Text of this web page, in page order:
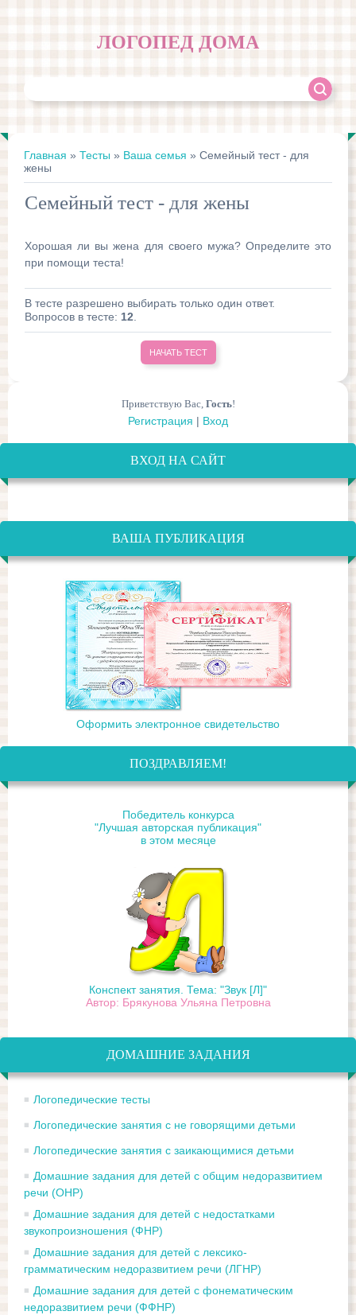
ЛОГОПЕД ДОМА
Главная » Тесты » Ваша семья » Семейный тест - для
жены
Семейный тест - для жены
Хорошая ли вы жена для своего мужа? Определите это
при помощи теста!
В тесте разрешено выбирать только один ответ.
Вопросов в тесте: 12
Приветствую Вас, Гость!
Регистрация | Вход
ВХОД НА САЙТ
ВАША ПУБЛИКАЦИЯ
Оформить электронное свидетельство
ПОЗДРАВЛЯЕМ!
Победитель конкурса
"Лучшая авторская публикация"
в этом месяце
Конспект занятия. Тема: "Звук [Л]"
Автор: Брякунова Ульяна Петровна
ДОМАШНИЕ ЗАДАНИЯ
Логопедические тесты
Логопедические занятия с не говорящими детьми
Логопедические занятия с заикающимися детьми
Домашние задания для детей с общим недоразвитием
речи (ОНР)
Домашние задания для детей с недостатками
звукопроизношения (ФНР)
Домашние задания для детей с лексико-
грамматическим недоразвитием речи (ЛГНР)
Домашние задания для детей с фонематическим
недоразвитием речи (ФФНР)